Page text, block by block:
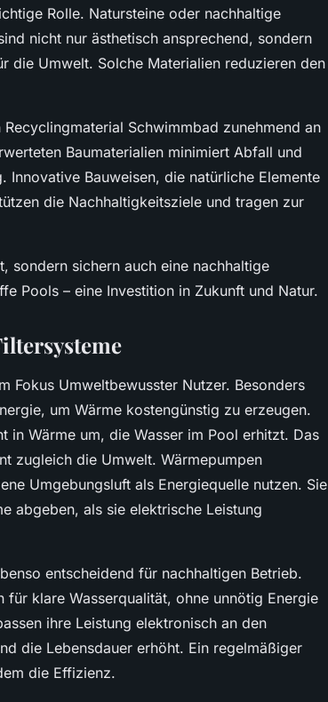
Rolle. Natursteine oder nachhaltige
nicht nur ästhetisch ansprechend, sondern
die Umwelt. Solche Materialien reduzieren den
Schwimmbad zunehmend an
Baumaterialien minimiert Abfall und
Bauweisen, die natürliche Elemente
die Nachhaltigkeitsziele und tragen zur
sondern sichern auch eine nachhaltige
Pools – eine Investition in Zukunft und Natur.
Fokus Umweltbewusster Nutzer. Besonders
um Wärme kostengünstig zu erzeugen.
in Wärme um, die Wasser im Pool erhitzt. Das
zugleich die Umwelt. Wärmepumpen
Umgebungsluft als Energiequelle nutzen. Sie
abgeben, als sie elektrische Leistung
entscheidend für nachhaltigen Betrieb.
klare Wasserqualität, ohne unnötig Energie
ihre Leistung elektronisch an den
die Lebensdauer erhöht. Ein regelmäßiger
die Effizienz.